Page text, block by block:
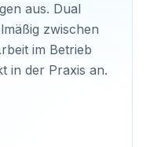
aus. Dual
zwischen
im Betrieb
in der Praxis an.